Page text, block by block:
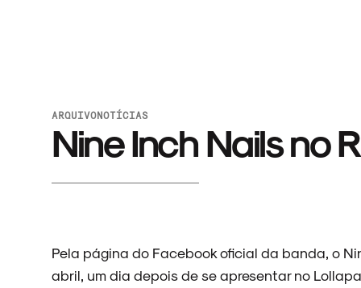
ARQUIVONOTÍCIAS
Nine Inch Nails no
Pela página do Facebook oficial da banda, o
abril, um dia depois de se apresentar no